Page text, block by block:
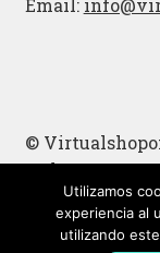
Email:
©
Cadena
Cucharas de
Utilizamos
experiencia al
utilizando